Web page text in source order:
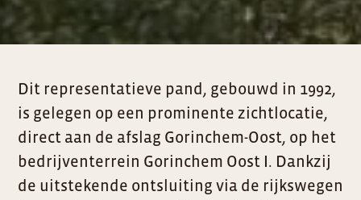
Dit representatieve pand, gebouwd in 1992,
is gelegen op een prominente zichtlocatie,
direct aan de afslag Gorinchem-Oost, op het
bedrijventerrein Gorinchem Oost I. Dankzij
de uitstekende ontsluiting via de rijkswegen